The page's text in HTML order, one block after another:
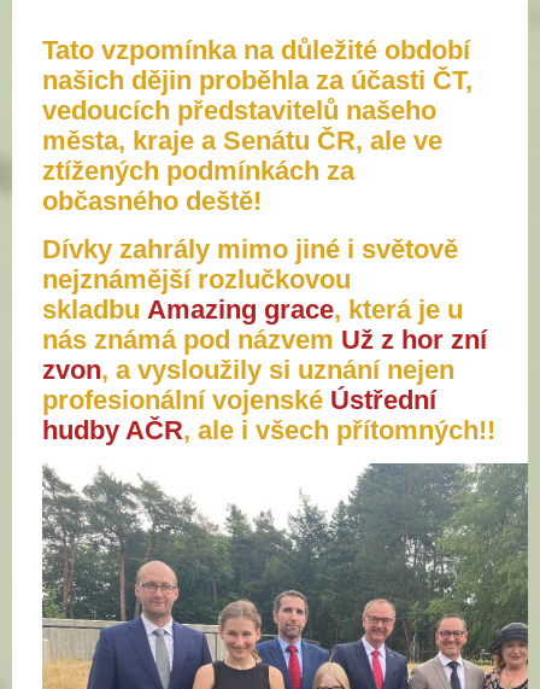
Tato vzpomínka na důležité období
našich dějin proběhla za účasti ČT,
vedoucích představitelů našeho
města, kraje a Senátu ČR, ale ve
ztížených podmínkách za
občasného deště!
Dívky zahrály mimo jiné i světově
nejznámější rozlučkovou
skladbu Amazing grace, která je u
nás známá pod názvem Už z hor zní
zvon, a vysloužily si uznání nejen
profesionální vojenské Ústřední
hudby AČR, ale i všech přítomných!!